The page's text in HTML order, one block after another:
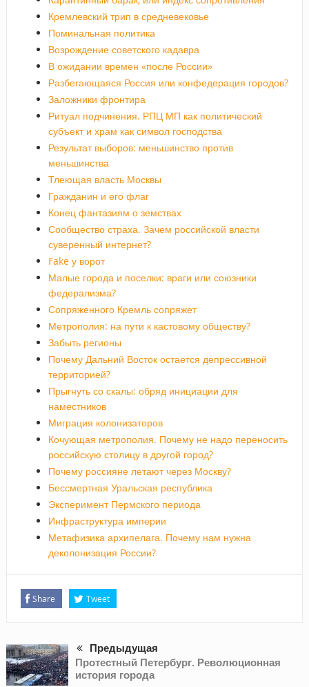
Кремлевский трип в средневековье
Поминальная политика
Возрождение советского кадавра
В ожидании времен «после России»
Разбегающаяся Россия или конфедерация городов?
Заложники фронтира
Ритуал подчинения. РПЦ МП как политический
субъект и храм как символ господства
Результат выборов: меньшинство против
меньшинства
Тлеющая власть Москвы
Гражданин и его флаг
Конец фантазиям о земствах
Сообщество страха. Зачем российской власти
суверенный интернет?
Fake у ворот
Малые города и поселки: враги или союзники
федерализма?
Сопряженного Кремль сопряжет
Метрополия: на пути к кастовому обществу?
Забыть регионы
Почему Дальний Восток остается депрессивной
территорией?
Прыгнуть со скалы: обряд инициации для
наместников
Миграция колонизаторов
Кочующая метрополия. Почему не надо переносить
российскую столицу в другой город?
Почему россияне летают через Москву?
Бессмертная Уральская республика
Эксперимент Пермского периода
Инфраструктура империи
Метафизика архипелага. Почему нам нужна
деколонизация России?
Share Tweet
Предыдущая
Протестный Петербург. Революционная
история города